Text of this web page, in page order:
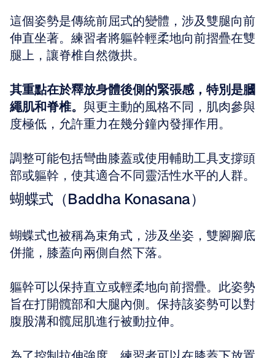
這個姿勢是傳統前屈式的變體，涉及雙腿向前
伸直坐著。練習者將軀幹輕柔地向前摺疊在雙
腿上，讓脊椎自然微拱。
其重點在於釋放身體後側的緊張感，特別是膕
繩肌和脊椎。 與更主動的風格不同，肌肉參與
度極低，允許重力在幾分鐘內發揮作用。
調整可能包括彎曲膝蓋或使用輔助工具支撐頭
部或軀幹，使其適合不同靈活性水平的人群。
蝴蝶式（Baddha Konasana）
蝴蝶式也被稱為束角式，涉及坐姿，雙腳腳底
併攏，膝蓋向兩側自然下落。
軀幹可以保持直立或輕柔地向前摺疊。此姿勢
旨在打開髖部和大腿內側。保持該姿勢可以對
腹股溝和髖屈肌進行被動拉伸。